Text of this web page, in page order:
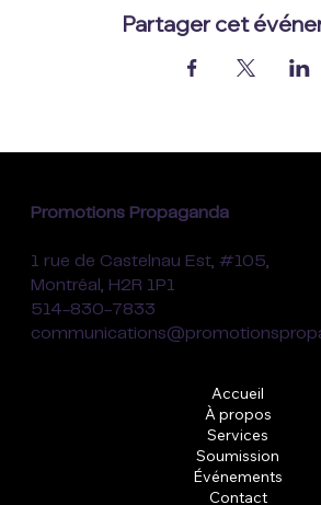
Partager cet
Promotions Propaganda
1 rue de Castelnau Est, #105,
Montréal, H2R 1P1
514-830-7833
Accueil
À propos
Services
Soumission
Événements
Contact